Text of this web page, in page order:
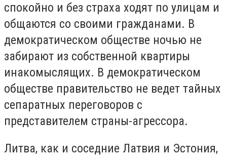
спокойно и без страха ходят по улицам и
общаются со своими гражданами. В
демократическом обществе ночью не
забирают из собственной квартиры
инакомыслящих. В демократическом
обществе правительство не ведет тайных
сепаратных переговоров с
представителем страны-агрессора.
Литва, как и соседние Латвия и Эстония,